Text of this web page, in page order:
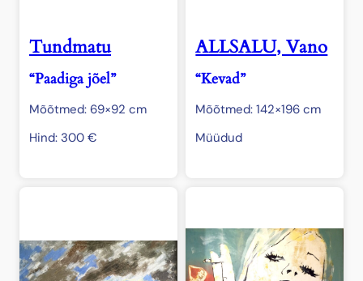
Tundmatu
“Paadiga jõel”
Mõõtmed: 69×92 cm
Hind: 300 €
ALLSALU, Vano
“Kevad”
Mõõtmed: 142×196 cm
Müüdud